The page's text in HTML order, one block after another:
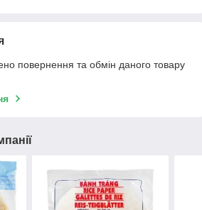
повернення та обмін даного товару